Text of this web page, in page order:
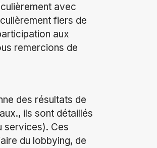
avec
fiers de
aux
remercions de
des résultats de
ils sont détaillés
services). Ces
du lobbying, de